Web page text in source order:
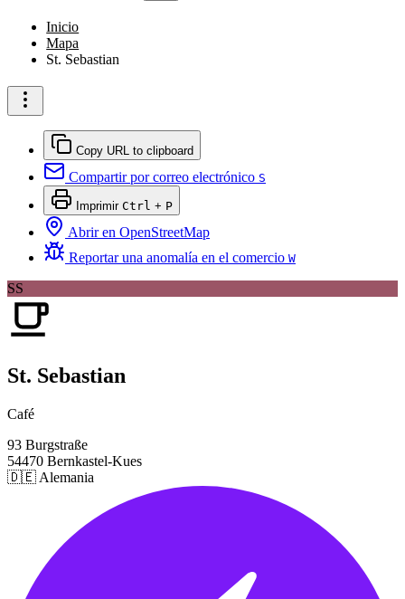
Inicio
Mapa
St. Sebastian
Copy URL to clipboard
Compartir por correo electrónico S
Imprimir Ctrl + P
Abrir en OpenStreetMap
Reportar una anomalía en el comercio W
SS
St. Sebastian
Café
93 Burgstraße
54470 Bernkastel-Kues
🇩🇪 Alemania